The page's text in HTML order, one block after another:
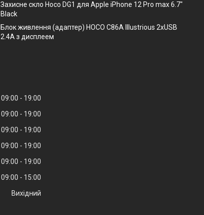
Захисне скло Hoco DG1 для Apple iPhone 12 Pro max 6.7"
Black
Блок живлення (адаптер) HOCO C86A Illustrious 2xUSB
2.4A з дисплеем
09:00
19:00
09:00
19:00
09:00
19:00
09:00
19:00
09:00
19:00
09:00
15:00
Вихідний